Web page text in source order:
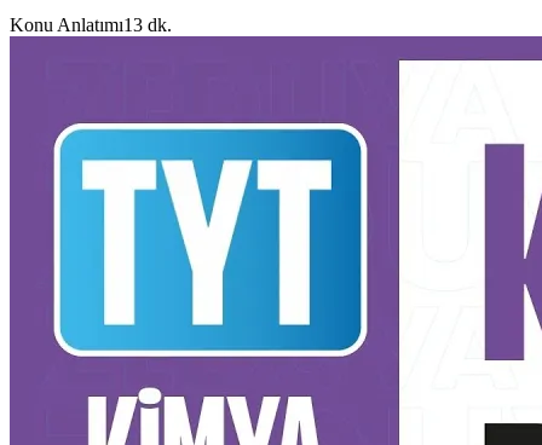
Konu Anlatımı13 dk.